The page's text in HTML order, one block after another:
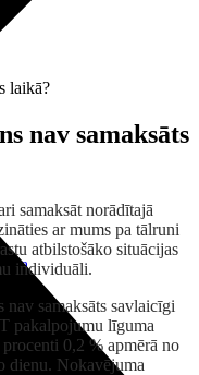
laikā?
nav samaksāts
samaksāt norādītajā
ar mums pa tālruni
atbilstošāko situācijas
individuāli.
samaksāts savlaicīgi
pakalpojumu līguma
0,2 % apmērā no
dienu. Nokavējuma